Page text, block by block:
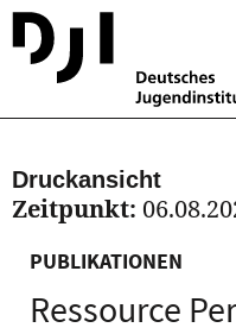
Druckansicht
Zeitpunkt:
PUBLIKATIONEN
Ressource